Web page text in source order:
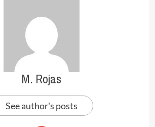
M. Rojas
See author's posts